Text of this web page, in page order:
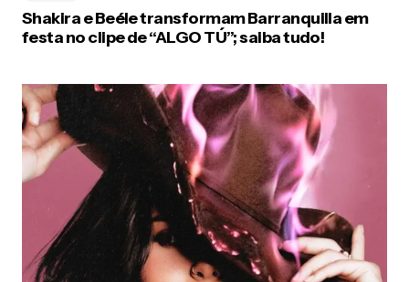
Shakira e Beéle transformam Barranquilla em
festa no clipe de “ALGO TÚ”; saiba tudo!